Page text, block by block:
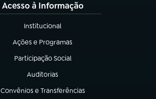
Acesso à Informação
Institucional
(abre em nova aba)
Ações e Programas
(abre em nova aba)
Participação Social
(abre em nova aba)
Auditorias
(abre em nova aba)
Convênios e Transferências
(abre em nova aba)